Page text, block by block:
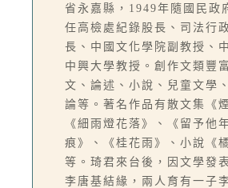
省永嘉縣，1949年隨國民政
任高檢處紀錄股長、司法行
長、中國文化學院副教授、
中興大學教授。創作文類豐
文、論述、小說、兒童文學
論等。著名作品有散文集《
《細雨燈花落》、《留予他
痕》、《桂花雨》、小說《
等。琦君來台後，因文學發
李唐基結緣，兩人育有一子